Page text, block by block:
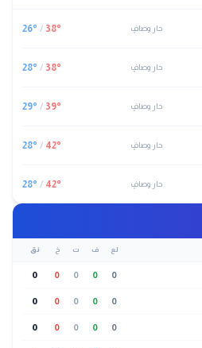
حار وصافٍ 38°
/
26°
حار وصافٍ 38°
/
28°
حار وصافٍ 39°
/
29°
حار وصافٍ 42°
/
28°
حار وصافٍ 42°
/
28°
لع ف ت خ نق
0
0
0
0
0
0
0
0
0
0
0
0
0
0
0